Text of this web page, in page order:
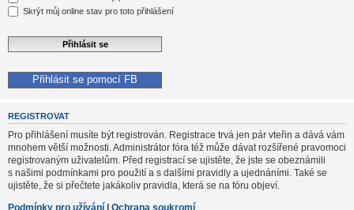
Skrýt můj online stav pro toto přihlášení
Přihlásit se pomocí FB
REGISTROVAT
Pro přihlášení musíte být registrován. Registrace trvá jen pár vteřin a dává vám
mnohem větší možnosti. Administrátor fóra též může dávat rozšířené pravomoci
registrovaným uživatelům. Před registrací se ujistěte, že jste se obeznámili
s našimi podmínkami pro použití a s dalšími pravidly a ujednáními. Také se
ujistěte, že si přečtete jakákoliv pravidla, která se na fóru objeví.
Podmínky pro užívání | Ochrana soukromí